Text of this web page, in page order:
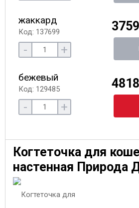
жаккард
Код: 137699
- +
бежевый
Код: 129485
- +
Когтеточка для
настенная Природа